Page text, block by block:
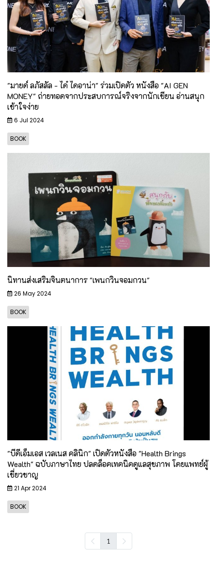
"มายด์ ลภัสลัล - ได๋ ไดอาน่า" ร่วมเปิดตัว หนังสือ "AI GEN
MONEY" ถ่ายทอดจากประสบการณ์จริงจากนักเขียน อ่านสนุก
เข้าใจง่าย
6 Jul 2024
BOOK
นิทานส่งเสริมจินตนาการ "เพนกวินจอมกวน"
26 May 2024
BOOK
"บีดีเอ็มเอส เวลเนส คลินิก" เปิดตัวหนังสือ "Health Brings
Wealth" ฉบับภาษาไทย ปลดล็อคเทคนิคดูแลสุขภาพ โดยแพทย์ผู้
เชี่ยวชาญ
21 Apr 2024
BOOK
1